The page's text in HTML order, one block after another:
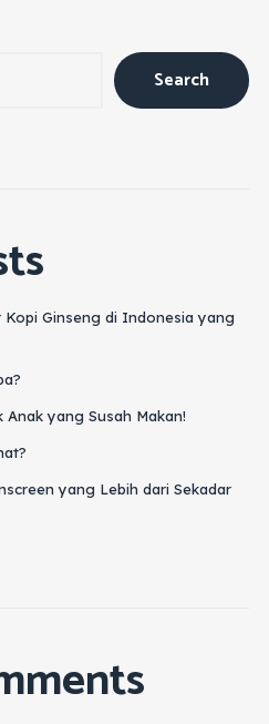
Search
Ginseng di Indonesia yang
yang Susah Makan!
yang Lebih dari Sekadar